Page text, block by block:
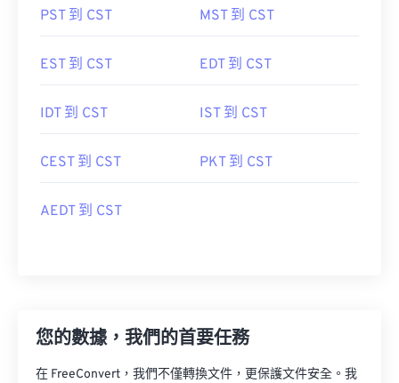
PST 到 CST MST 到 CST
EST 到 CST EDT 到 CST
IDT 到 CST IST 到 CST
CEST 到 CST PKT 到 CST
AEDT 到 CST
您的數據，我們的首要任務
在 FreeConvert，我們不僅轉換文件，更保護文件安全。我